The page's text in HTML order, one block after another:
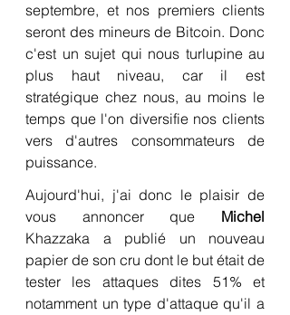
septembre, et nos premiers clients
seront des mineurs de Bitcoin. Donc
c'est un sujet qui nous turlupine au
plus haut niveau, car il est
stratégique chez nous, au moins le
temps que l'on diversifie nos clients
vers d'autres consommateurs de
puissance.
Aujourd'hui, j'ai donc le plaisir de
vous annoncer que Michel
Khazzaka a publié un nouveau
papier de son cru dont le but était de
tester les attaques dites 51% et
notamment un type d'attaque qu'il a